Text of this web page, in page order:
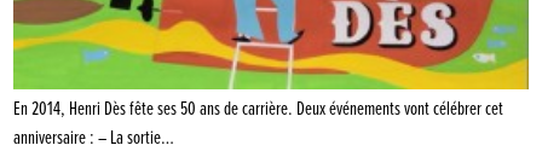
En 2014, Henri Dès fête ses 50 ans de carrière. Deux événements vont célébrer cet
anniversaire : – La sortie…